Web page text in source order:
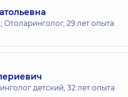
Отоларинголог, 29 лет опыта
детский, 32 лет опыта